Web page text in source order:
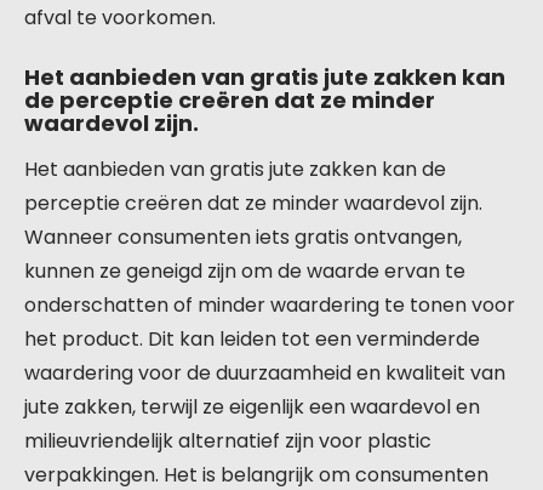
afval te voorkomen.
Het aanbieden van gratis jute zakken kan
de perceptie creëren dat ze minder
waardevol zijn.
Het aanbieden van gratis jute zakken kan de
perceptie creëren dat ze minder waardevol zijn.
Wanneer consumenten iets gratis ontvangen,
kunnen ze geneigd zijn om de waarde ervan te
onderschatten of minder waardering te tonen voor
het product. Dit kan leiden tot een verminderde
waardering voor de duurzaamheid en kwaliteit van
jute zakken, terwijl ze eigenlijk een waardevol en
milieuvriendelijk alternatief zijn voor plastic
verpakkingen. Het is belangrijk om consumenten